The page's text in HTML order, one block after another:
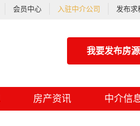
会员中心 入驻中介公司 发布求
我要发布房源
房产资讯 中介信